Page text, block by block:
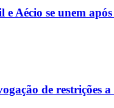
Aécio se unem
de restrições